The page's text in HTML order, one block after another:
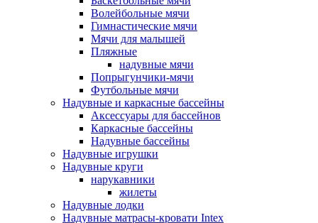
Волейбольные мячи
Гимнастические мячи
Мячи для малышей
Пляжные
надувные мячи
Попрыгунчики-мячи
Футбольные мячи
Надувные и каркасные бассейны
Аксессуары для бассейнов
Каркасные бассейны
Надувные бассейны
Надувные игрушки
Надувные круги
нарукавники
жилеты
Надувные лодки
Надувные матрасы-кровати Intex